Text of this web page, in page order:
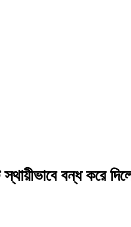
স্থায়ীভাবে বন্ধ করে